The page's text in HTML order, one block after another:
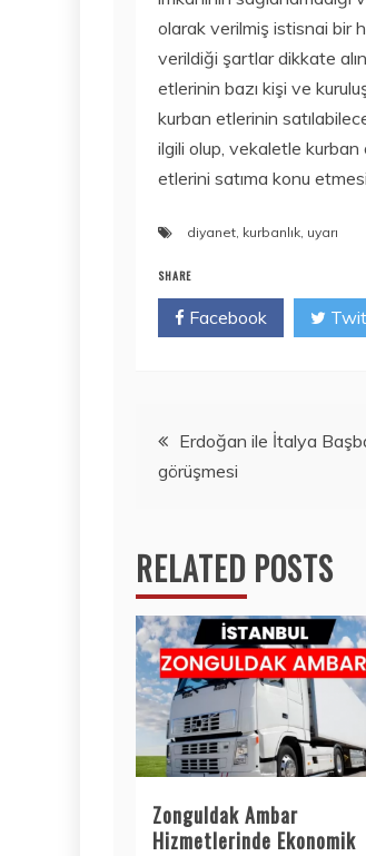
olarak verilmiş istisnai bir
verildiği şartlar dikkate
etlerinin bazı kişi ve
kurban etlerinin
ilgili olup, vekaletle
etlerini satıma konu
diyanet, kurbanlık, uyarı
SHARE
Facebook
Yazı
gezinmesi
Erdoğan ile İtalya
görüşmesi
RELATED POSTS
Zonguldak Ambar
Hizmetlerinde Ekonomik